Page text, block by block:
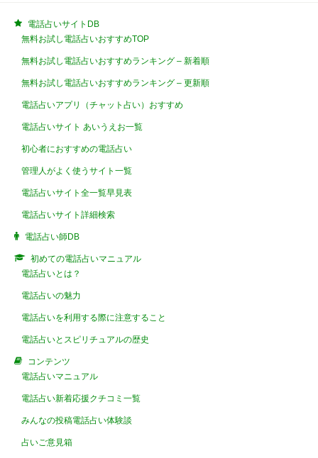
電話占いサイトDB
無料お試し電話占いおすすめTOP
無料お試し電話占いおすすめランキング – 新着順
無料お試し電話占いおすすめランキング – 更新順
電話占いアプリ（チャット占い）おすすめ
電話占いサイト あいうえお一覧
初心者におすすめの電話占い
管理人がよく使うサイト一覧
電話占いサイト全一覧早見表
電話占いサイト詳細検索
電話占い師DB
初めての電話占いマニュアル
電話占いとは？
電話占いの魅力
電話占いを利用する際に注意すること
電話占いとスピリチュアルの歴史
コンテンツ
電話占いマニュアル
電話占い新着応援クチコミ一覧
みんなの投稿電話占い体験談
占いご意見箱